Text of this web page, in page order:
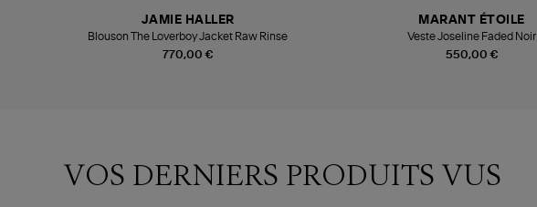
770,00 €
JAMIE HALLER
Blouson The Loverboy Jacket Raw Rinse
550,00 €
MARANT ÉTOILE
Veste Joseline Faded Noir
VOS DERNIERS PRODUITS VUS